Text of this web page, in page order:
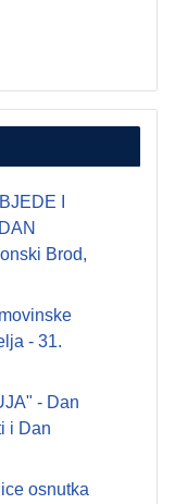
I
Brod,
- 31.
- Dan
i Dan
osnutka